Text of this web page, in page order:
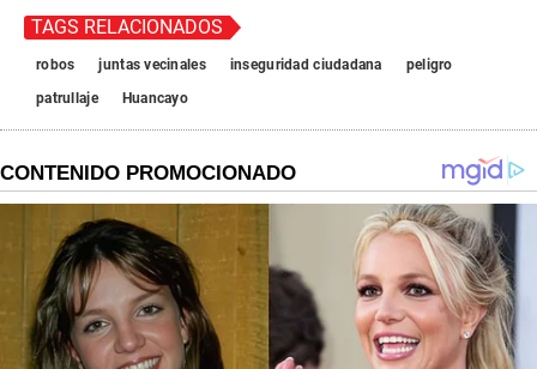
TAGS RELACIONADOS
robos juntas vecinales inseguridad ciudadana
peligro
patrullaje
Huancayo